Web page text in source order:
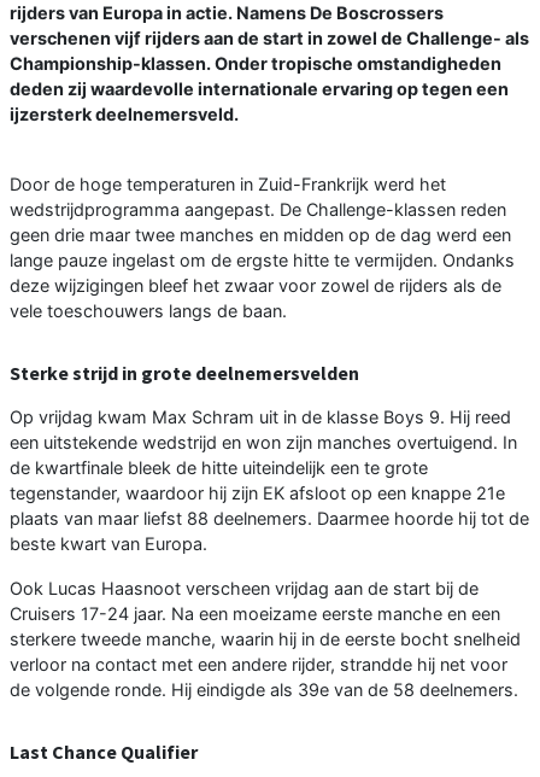
rijders van Europa in actie. Namens De Boscrossers
verschenen vijf rijders aan de start in zowel de Challenge- als
Championship-klassen. Onder tropische omstandigheden
deden zij waardevolle internationale ervaring op tegen een
ijzersterk deelnemersveld.
Door de hoge temperaturen in Zuid-Frankrijk werd het
wedstrijdprogramma aangepast. De Challenge-klassen reden
geen drie maar twee manches en midden op de dag werd een
lange pauze ingelast om de ergste hitte te vermijden. Ondanks
deze wijzigingen bleef het zwaar voor zowel de rijders als de
vele toeschouwers langs de baan.
Sterke strijd in grote deelnemersvelden
Op vrijdag kwam Max Schram uit in de klasse Boys 9. Hij reed
een uitstekende wedstrijd en won zijn manches overtuigend. In
de kwartfinale bleek de hitte uiteindelijk een te grote
tegenstander, waardoor hij zijn EK afsloot op een knappe 21e
plaats van maar liefst 88 deelnemers. Daarmee hoorde hij tot de
beste kwart van Europa.
Ook Lucas Haasnoot verscheen vrijdag aan de start bij de
Cruisers 17-24 jaar. Na een moeizame eerste manche en een
sterkere tweede manche, waarin hij in de eerste bocht snelheid
verloor na contact met een andere rijder, strandde hij net voor
de volgende ronde. Hij eindigde als 39e van de 58 deelnemers.
Last Chance Qualifier